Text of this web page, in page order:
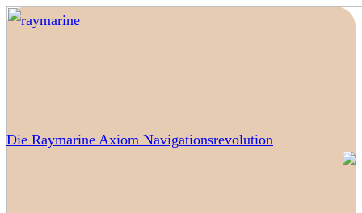
Die Raymarine Axiom Navigationsrevolution